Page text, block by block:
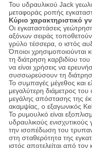
Του υδραυλικού Jack
μεταφοράς ροπής
Κύριο χαρακτηριστικό
Οι εγκαταστάσεις
αξόνων σειράς
γρύλο τέσσερα, ο ιστός
Όποιοι χρησιμοποιούνται
τη διάτρηση καρβιδίου
να είναι χρήσεις να
συσσωρεύσουν τη
Το συμπαγές μέγεθος και
μεγαλύτερη διάμετρος
μεγάλης απόστασης της
ακαμψίας, ο εξαγωνικός
Το ρυμουλκό είναι
υδραυλικούς ενισχυτικούς
την ισοπέδωση του
στη σταθερότητα της
ιστός αποτελείται από